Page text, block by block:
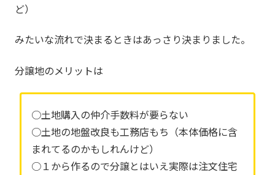
ど）
みたいな流れで決まるときはあっさり決まりました。
分譲地のメリットは
○土地購入の仲介手数料が要らない
○土地の地盤改良も工務店もち（本体価格に含
まれてるのかもしれんけど）
○１から作るので分譲とはいえ実際は注文住宅